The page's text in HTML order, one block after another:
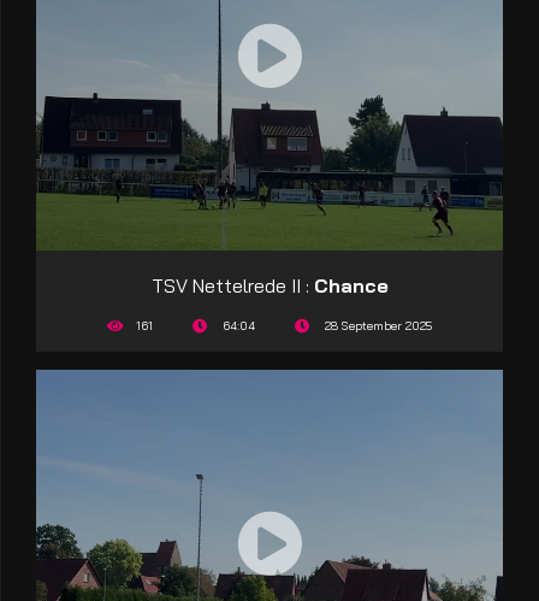
TSV Nettelrede II : Chance
161 64:04 28 September 2025